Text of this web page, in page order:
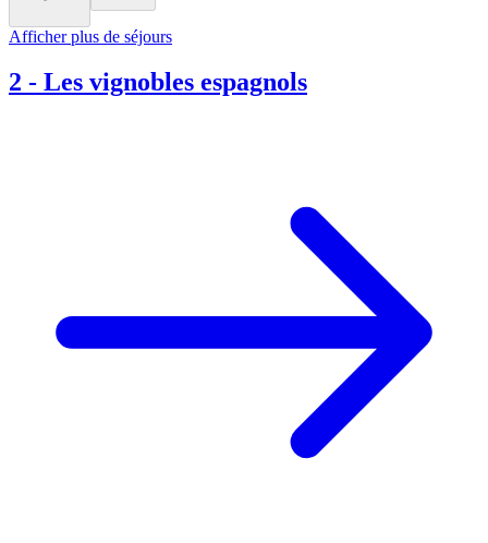
Afficher plus de séjours
2 - Les vignobles espagnols